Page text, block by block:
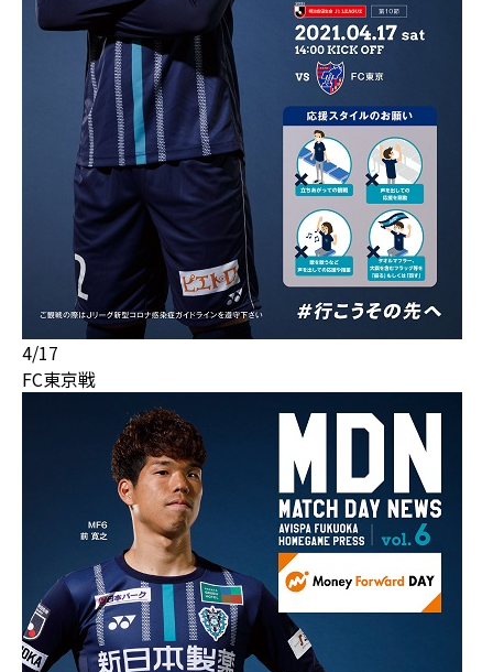
4/17
FC東京戦